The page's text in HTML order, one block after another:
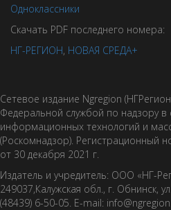
Одноклассники
Скачать PDF последнего номера:
НГ-РЕГИОН, НОВАЯ СРЕДА+
Сетевое издание Ngregion
Федеральной службой по надзору в
информационных технологий и
(Роскомнадзор).
от 30 декабря 2021 г.
Издатель и учредитель: ООО «НГ-
249037,Калужская обл., г. Обнинск,
(48439) 6-50-05. E-mail: